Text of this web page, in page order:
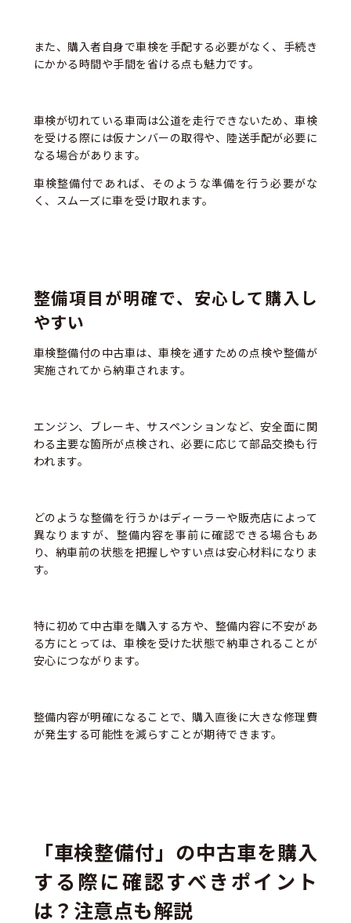
また、購入者自身で車検を手配する必要がなく、手続き
にかかる時間や手間を省ける点も魅力です。
車検が切れている車両は公道を走行できないため、車検
を受ける際には仮ナンバーの取得や、陸送手配が必要に
なる場合があります。
車検整備付であれば、そのような準備を行う必要がな
く、スムーズに車を受け取れます。
整備項目が明確で、安心して購入し
やすい
車検整備付の中古車は、車検を通すための点検や整備が
実施されてから納車されます。
エンジン、ブレーキ、サスペンションなど、安全面に関
わる主要な箇所が点検され、必要に応じて部品交換も行
われます。
どのような整備を行うかはディーラーや販売店によって
異なりますが、整備内容を事前に確認できる場合もあ
り、納車前の状態を把握しやすい点は安心材料になりま
す。
特に初めて中古車を購入する方や、整備内容に不安があ
る方にとっては、車検を受けた状態で納車されることが
安心につながります。
整備内容が明確になることで、購入直後に大きな修理費
が発生する可能性を減らすことが期待できます。
「車検整備付」の中古車を購入
する際に確認すべきポイント
は？注意点も解説